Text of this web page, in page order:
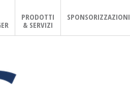
PRODOTTI
& SERVIZI
SPONSORIZZAZIONI